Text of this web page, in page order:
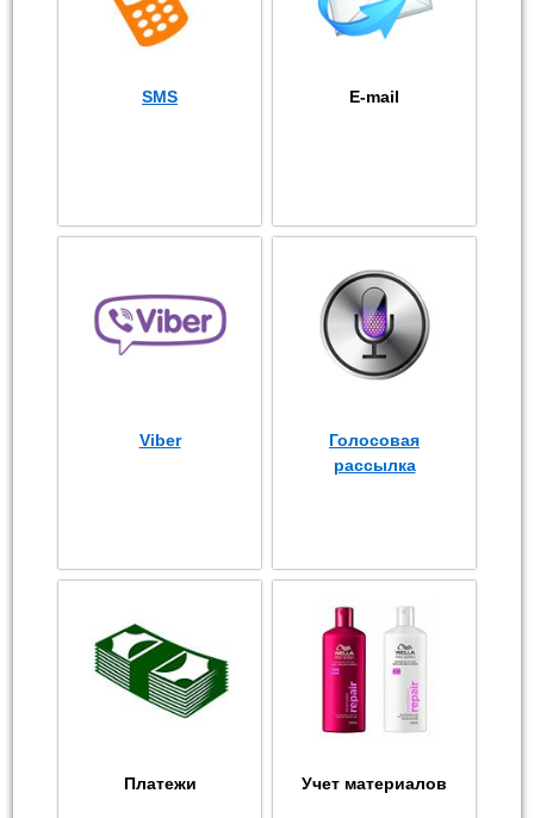
SMS E-mail
Viber
Голосовая
рассылка
Платежи Учет материалов